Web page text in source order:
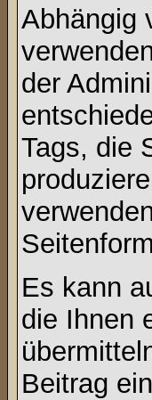
Abhängig
der
Tags, die
Es kann
die Ihnen
Beitrag